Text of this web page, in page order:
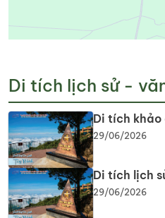
Di tích lịch sử -
Di tích khảo
29/06/2026
Di tích lịch
29/06/2026